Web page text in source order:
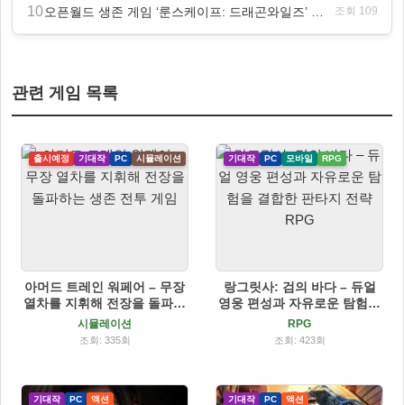
10 조회 109
관련 게임 목록
출시예정 기대작 PC 시뮬레이션
아머드 트레인 워페어 – 무장
열차를 지휘해 전장을 돌파하
는 생존 전투 게임
시뮬레이션
조회: 335회
기대작 PC 모바일 RPG
랑그릿사: 검의 바다 – 듀얼
영웅 편성과 자유로운 탐험을
결합한 판타지 전략 RPG
RPG
조회: 423회
기대작 PC 액션 기대작 PC 액션